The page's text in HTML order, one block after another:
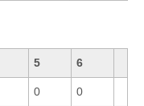
5 6
0 0